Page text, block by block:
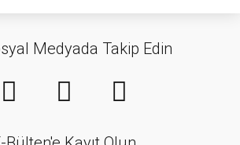
Medyada Takip Edin